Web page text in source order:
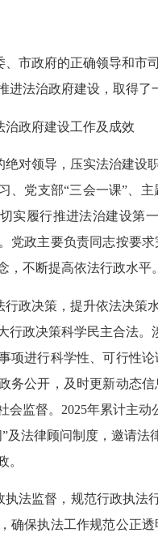
、市政府的正确领导和
进法治政府建设，取得了
治政府建设工作及成效
绝对领导，压实法治建设职
、党支部“三会一课”、
实履行推进法治建设第
党政主要负责同志按要
，不断提高依法行政水平。
行政决策，提升依法决策水
行政决策科学民主合法
项进行科学性、可行性
务公开，及时更新动态
会监督。 2025年累计主动
及法律顾问制度，邀请法
。
执法监督，规范行政执法
确保执法工作规范公正